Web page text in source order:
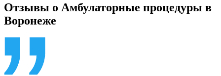
Отзывы о Амбулаторные процедуры в
Воронеже